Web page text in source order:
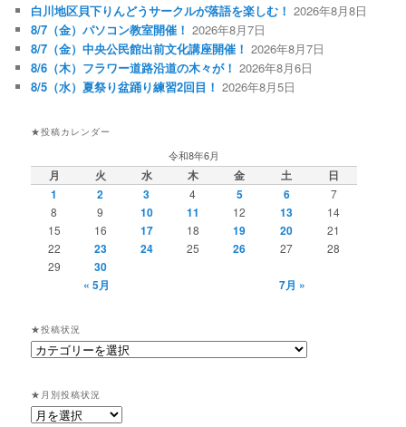
白川地区貝下りんどうサークルが落語を楽しむ！ 2026年8月8日
8/7（金）パソコン教室開催！ 2026年8月7日
8/7（金）中央公民館出前文化講座開催！ 2026年8月7日
8/6（木）フラワー道路沿道の木々が！ 2026年8月6日
8/5（水）夏祭り盆踊り練習2回目！ 2026年8月5日
★投稿カレンダー
令和8年6月
月 火 水 木 金 土
日
1
2 3 4 5 6
7
8
9 10 11 12 13
14
15
16 17 18 19 20
21
22
23 24 25 26 27
28
29
30
« 5月
7月 »
★投稿状況
★
状
況
★月別投稿状況
★